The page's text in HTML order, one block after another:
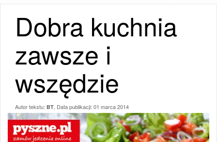
Dobra kuchnia
zawsze i
wszędzie
Autor tekstu: BT , Data publikacji: 01 marca 2014